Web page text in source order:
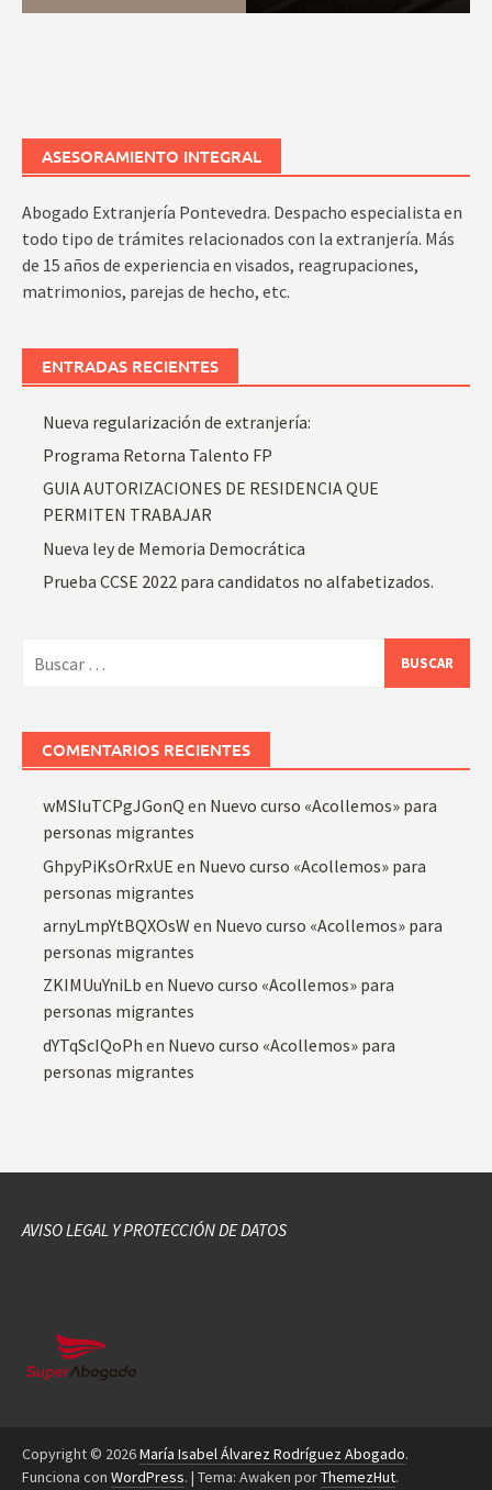
ASESORAMIENTO INTEGRAL
Abogado Extranjería Pontevedra. Despacho especialista en
todo tipo de trámites relacionados con la extranjería. Más
de 15 años de experiencia en visados, reagrupaciones,
matrimonios, parejas de hecho, etc.
ENTRADAS RECIENTES
Nueva regularización de extranjería:
Programa Retorna Talento FP
GUIA AUTORIZACIONES DE RESIDENCIA QUE
PERMITEN TRABAJAR
Nueva ley de Memoria Democrática
Prueba CCSE 2022 para candidatos no alfabetizados.
COMENTARIOS RECIENTES
wMSIuTCPgJGonQ en Nuevo curso «Acollemos» para
personas migrantes
GhpyPiKsOrRxUE en Nuevo curso «Acollemos» para
personas migrantes
arnyLmpYtBQXOsW en Nuevo curso «Acollemos» para
personas migrantes
ZKIMUuYniLb en Nuevo curso «Acollemos» para
personas migrantes
dYTqScIQoPh en Nuevo curso «Acollemos» para
personas migrantes
AVISO LEGAL Y PROTECCIÓN DE DATOS
Copyright © 2026María Isabel Álvarez Rodríguez Abogado.
Funciona con WordPress. | Tema: Awaken porThemezHut.